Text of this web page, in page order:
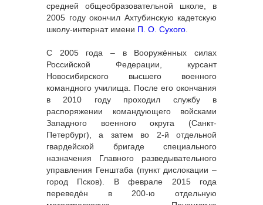
средней общеобразовательной школе, в
2005 году окончил Ахтубинскую кадетскую
школу-интернат имени П. О. Сухого.
С 2005 года – в Вооружённых силах
Российской Федерации, курсант
Новосибирского высшего военного
командного училища. После его окончания
в 2010 году проходил службу в
распоряжении командующего войсками
Западного военного округа (Санкт-
Петербург), а затем во 2-й отдельной
гвардейской бригаде специального
назначения Главного разведывательного
управления Генштаба (пункт дислокации –
город Псков). В феврале 2015 года
переведён в 200-ю отдельную